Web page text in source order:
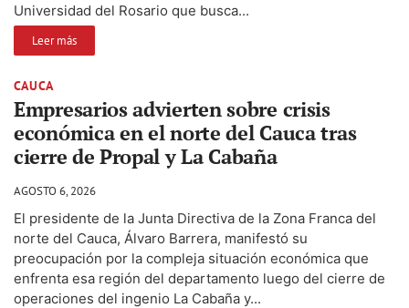
Universidad del Rosario que busca...
Leer más
CAUCA
Empresarios advierten sobre crisis
económica en el norte del Cauca tras
cierre de Propal y La Cabaña
AGOSTO 6, 2026
El presidente de la Junta Directiva de la Zona Franca del
norte del Cauca, Álvaro Barrera, manifestó su
preocupación por la compleja situación económica que
enfrenta esa región del departamento luego del cierre de
operaciones del ingenio La Cabaña y...